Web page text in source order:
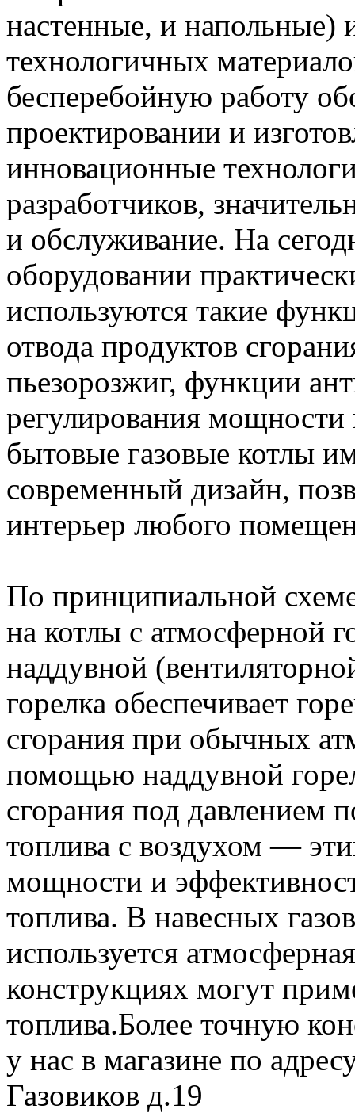
настенные, и напольные)
технологичных
бесперебойную работу
проектировании и
инновационные
разработчиков,
и обслуживание. На
оборудовании
используются такие
отвода продуктов
пьезорозжиг, функции
регулирования
бытовые газовые котлы
современный дизайн,
интерьер любого
По принципиальной
на котлы с атмосферной
наддувной
горелка обеспечивает
сгорания при обычных
помощью наддувной
сгорания под давлением
топлива с воздухом —
мощности и
топлива. В навесных
используется
конструкциях могут
топлива.Более точную
у нас в магазине по
Газовиков д.19